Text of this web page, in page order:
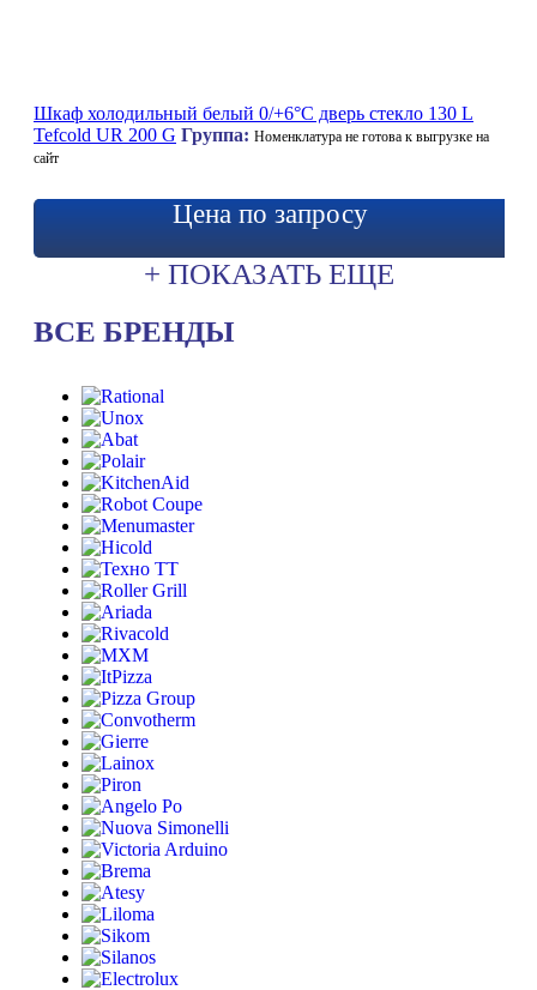
Шкаф холодильный белый 0/+6°C дверь стекло 130 L
Tefcold UR 200 G Группа: Номенклатура не готова к выгрузке на
сайт
Цена по запросу
+ ПОКАЗАТЬ ЕЩЕ
ВСЕ БРЕНДЫ